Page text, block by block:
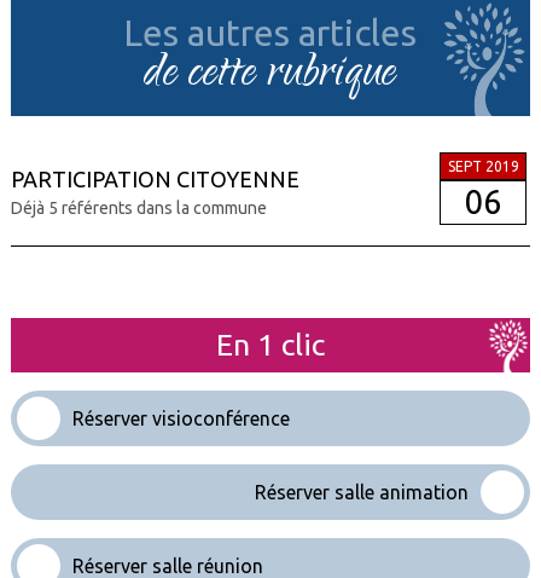
Les autres articles
de cette rubrique
PARTICIPATION CITOYENNE
Déjà 5 référents dans la commune
SEPT 2019
06
En 1 clic
Réserver visioconférence
Réserver salle animation
Réserver salle réunion